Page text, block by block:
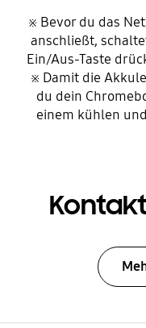
※ Bevor du das
anschließt,
Ein/Aus-Taste
※ Damit die
du dein
einem kühlen